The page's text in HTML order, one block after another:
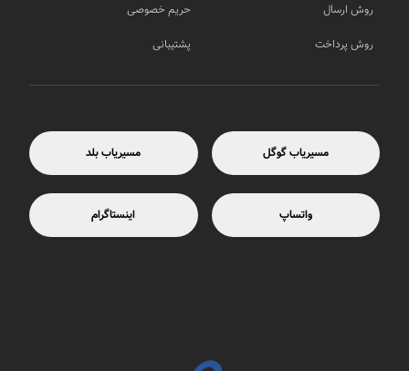
روش ارسال
حریم خصوصی
روش پرداخت
پشتیبانی
مسیریاب گوگل مسیریاب بلد
واتساپ اینستاگرام